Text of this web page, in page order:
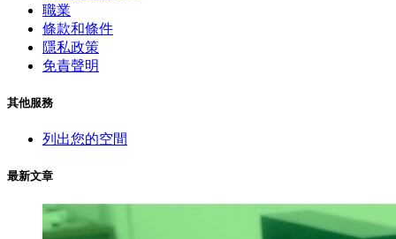
職業
條款和條件
隱私政策
免責聲明
其他服務
列出您的空間
最新文章